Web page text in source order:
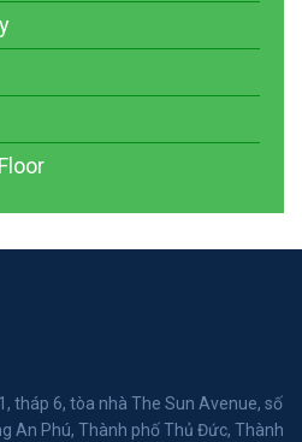
tháp 6, tòa nhà The Sun Avenue, số
An Phú, Thành phố Thủ Đức, Thành